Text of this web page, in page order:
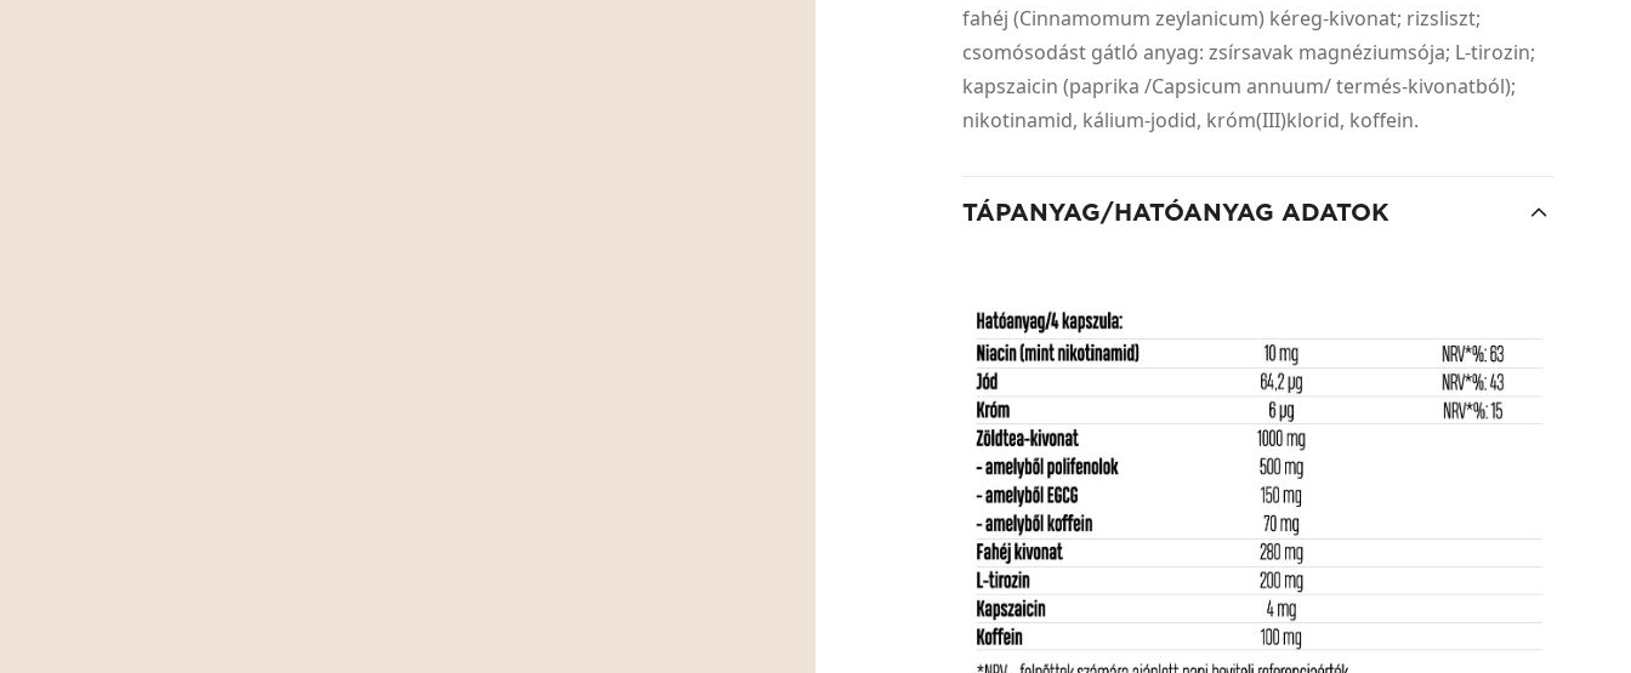
fahéj (Cinnamomum zeylanicum) kéreg-kivonat; rizsliszt;
csomósodást gátló anyag: zsírsavak magnéziumsója; L-tirozin;
kapszaicin (paprika /Capsicum annuum/ termés-kivonatból);
nikotinamid, kálium-jodid, króm(III)klorid, koffein.
TÁPANYAG/HATÓANYAG ADATOK